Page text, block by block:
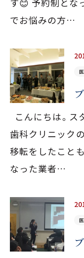
でお悩みの方…
こんにちは。ス
歯科クリニック
移転をしたこと
なった業者…
JR宇都宮線「白
保育士常
平日 9:00
土曜 9:00〜